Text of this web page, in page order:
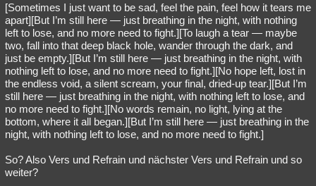
[Sometimes I just want to be sad, feel the pain, feel how it tears me
apart][But I’m still here — just breathing in the night, with nothing
left to lose, and no more need to fight.][To laugh a tear — maybe
two, fall into that deep black hole, wander through the dark, and
just be empty.][But I’m still here — just breathing in the night, with
nothing left to lose, and no more need to fight.][No hope left, lost in
the endless void, a silent scream, your final, dried-up tear.][But I’m
still here — just breathing in the night, with nothing left to lose, and
no more need to fight.][No words remain, no light, lying at the
bottom, where it all began.][But I’m still here — just breathing in the
night, with nothing left to lose, and no more need to fight.]
So? Also Vers und Refrain und nächster Vers und Refrain und so
weiter?